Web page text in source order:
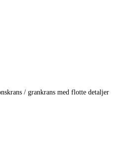
/ grankrans med flotte detaljer